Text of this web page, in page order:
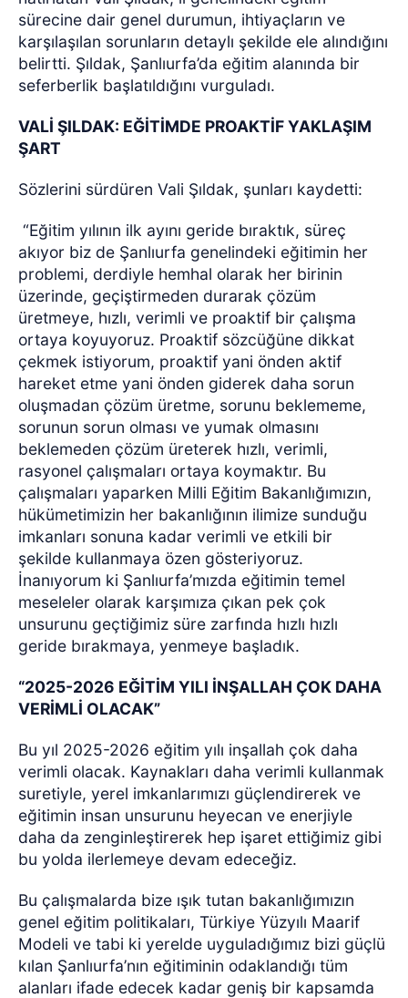
sürecine dair genel durumun, ihtiyaçların ve
karşılaşılan sorunların detaylı şekilde ele alındığını
belirtti. Şıldak, Şanlıurfa’da eğitim alanında bir
seferberlik başlatıldığını vurguladı.
VALİ ŞILDAK: EĞİTİMDE PROAKTİF YAKLAŞIM
ŞART
Sözlerini sürdüren Vali Şıldak, şunları kaydetti:
“Eğitim yılının ilk ayını geride bıraktık, süreç
akıyor biz de Şanlıurfa genelindeki eğitimin her
problemi, derdiyle hemhal olarak her birinin
üzerinde, geçiştirmeden durarak çözüm
üretmeye, hızlı, verimli ve proaktif bir çalışma
ortaya koyuyoruz. Proaktif sözcüğüne dikkat
çekmek istiyorum, proaktif yani önden aktif
hareket etme yani önden giderek daha sorun
oluşmadan çözüm üretme, sorunu beklememe,
sorunun sorun olması ve yumak olmasını
beklemeden çözüm üreterek hızlı, verimli,
rasyonel çalışmaları ortaya koymaktır. Bu
çalışmaları yaparken Milli Eğitim Bakanlığımızın,
hükümetimizin her bakanlığının ilimize sunduğu
imkanları sonuna kadar verimli ve etkili bir
şekilde kullanmaya özen gösteriyoruz.
İnanıyorum ki Şanlıurfa’mızda eğitimin temel
meseleler olarak karşımıza çıkan pek çok
unsurunu geçtiğimiz süre zarfında hızlı hızlı
geride bırakmaya, yenmeye başladık.
“2025-2026 EĞİTİM YILI İNŞALLAH ÇOK DAHA
VERİMLİ OLACAK”
Bu yıl 2025-2026 eğitim yılı inşallah çok daha
verimli olacak. Kaynakları daha verimli kullanmak
suretiyle, yerel imkanlarımızı güçlendirerek ve
eğitimin insan unsurunu heyecan ve enerjiyle
daha da zenginleştirerek hep işaret ettiğimiz gibi
bu yolda ilerlemeye devam edeceğiz.
Bu çalışmalarda bize ışık tutan bakanlığımızın
genel eğitim politikaları, Türkiye Yüzyılı Maarif
Modeli ve tabi ki yerelde uyguladığımız bizi güçlü
kılan Şanlıurfa’nın eğitiminin odaklandığı tüm
alanları ifade edecek kadar geniş bir kapsamda